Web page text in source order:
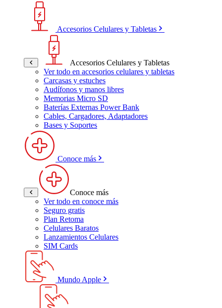
Accesorios Celulares y Tabletas
Accesorios Celulares y Tabletas
Ver todo en accesorios celulares y tabletas
Carcasas y estuches
Audífonos y manos libres
Memorias Micro SD
Baterías Externas Power Bank
Cables, Cargadores, Adaptadores
Bases y Soportes
Conoce más
Conoce más
Ver todo en conoce más
Seguro gratis
Plan Retoma
Celulares Baratos
Lanzamientos Celulares
SIM Cards
Mundo Apple